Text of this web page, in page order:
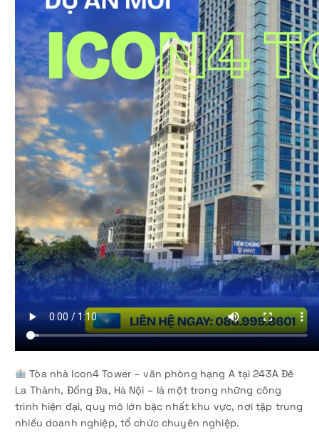
Tòa nhà Icon4 Tower – văn phòng hạng A tại 243A Đê
La Thành, Đống Đa, Hà Nội – là một trong những công
trình hiện đại, quy mô lớn bậc nhất khu vực, nơi tập trung
nhiều doanh nghiệp, tổ chức chuyên nghiệp.